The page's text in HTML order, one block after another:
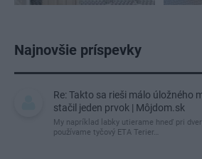
Najnovšie príspevky
Re: Takto sa rieši málo úložného
stačil jeden prvok | Môjdom.sk
My napríklad labky utierame hneď pri
používame tyčový ETA Terier…